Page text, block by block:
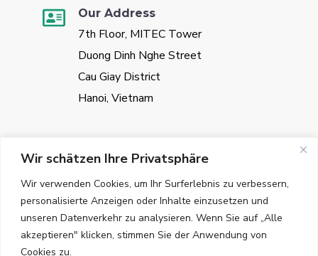
Wir schätzen Ihre Privatsphäre
Wir verwenden Cookies, um Ihr Surferlebnis zu verbessern,
personalisierte Anzeigen oder Inhalte einzusetzen und
unseren Datenverkehr zu analysieren. Wenn Sie auf „Alle
akzeptieren" klicken, stimmen Sie der Anwendung von
Cookies zu.
Our Address
7th Floor, MITEC Tower
Duong Dinh Nghe Street
Cau Giay District
Hanoi, Vietnam
Our Mailbox